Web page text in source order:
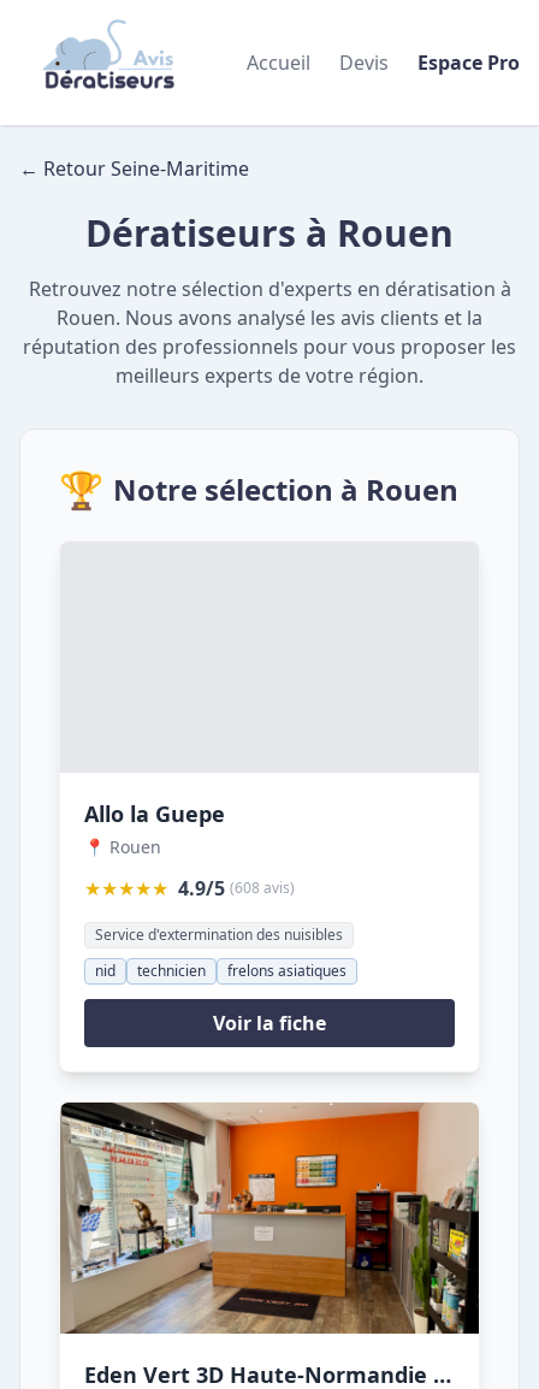
Accueil Devis Espace Pro
← Retour Seine-Maritime
Dératiseurs à Rouen
Retrouvez notre sélection d'experts en dératisation à
Rouen. Nous avons analysé les avis clients et la
réputation des professionnels pour vous proposer les
meilleurs experts de votre région.
🏆 Notre sélection à Rouen
Allo la Guepe
📍 Rouen
★★★★★ 4.9/5 (608 avis)
Service d'extermination des nuisibles
nid
technicien frelons asiatiques
Voir la fiche
Eden Vert 3D Haute-Normandie ️/ Dératisation, Désinsectisation, Désinfection. Lutte anti-nuisibles depuis 1976